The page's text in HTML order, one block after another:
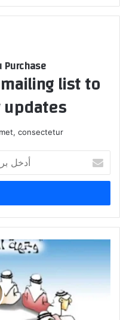
Purchase
list to
consectetur.
بريدك
الإلكتروني